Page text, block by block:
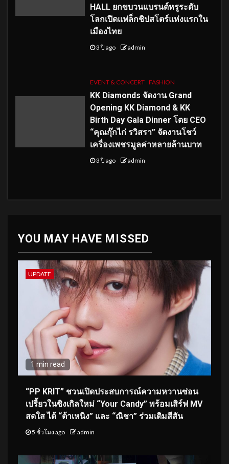
HALL ยกขบวนแบรนด์หรูระดับ
โลกเปิดแฟล็กชิปสโตร์แห่งแรกใน
เมืองไทย
3 ปี ago admin
EVENT & CONCERT FASHION
KK Diamonds จัดงาน Grand
Opening KK Diamond & KK
Birth Day Gala Dinner โดย CEO
“คุณกุ๊กไก่ รวิสรา” จัดงานโชว์
เครื่องเพชรมูลค่าหลายล้านบาท
3 ปี ago admin
YOU MAY HAVE MISSED
UPDATE
1 min read
“PP KRIT” ชวนเปิดประสบการณ์ความหวานซ่อน
เปรี้ยวในซิงเกิลใหม่ “Your Candy” พร้อมเสิร์ฟ MV
สดใส ได้ “ต้าเหนิง” และ “ณิชา” ร่วมเติมสีสัน
5 ชั่วโมง ago admin